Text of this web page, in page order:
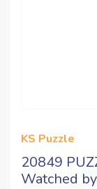
KS Puzzle
20849
Watched